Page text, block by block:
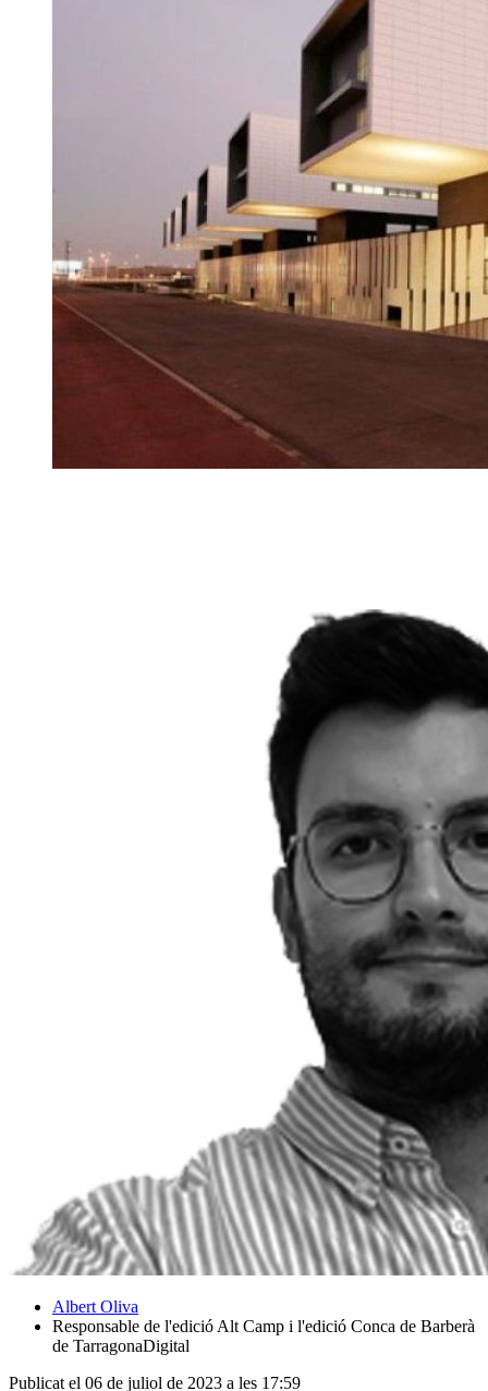
Albert Oliva
Responsable de l'edició Alt Camp i l'edició Conca de Barberà
de TarragonaDigital
Publicat el 06 de juliol de 2023 a les 17:59